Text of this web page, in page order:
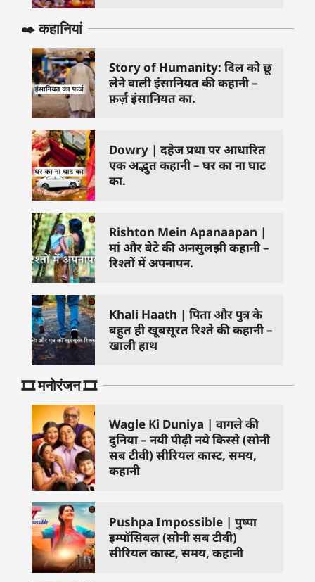
✒️ कहानियां
Story of Humanity: दिल को छू
लेने वाली इंसानियत की कहानी –
फ़र्ज़ इंसानियत का.
Dowry | दहेज प्रथा पर आधारित
एक अद्भुत कहानी – घर का ना घाट
का.
Rishton Mein Apanaapan |
मां और बेटे की अनसुलझी कहानी –
रिश्तों में अपनापन.
Khali Haath | पिता और पुत्र के
बहुत ही खूबसूरत रिश्ते की कहानी –
खाली हाथ
🎞️ मनोरंजन 🎞️
Wagle Ki Duniya | वागले की
दुनिया – नयी पीढ़ी नये किस्से (सोनी
सब टीवी) सीरियल कास्ट, समय,
कहानी
Pushpa Impossible | पुष्पा
इम्पॉसिबल (सोनी सब टीवी)
सीरियल कास्ट, समय, कहानी